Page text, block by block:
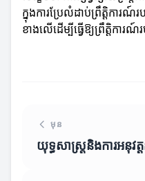
ក្នុងការប្រែលំដាប់ព្រឹត្តិការណ៍រ
ខាងលើដើម្បីធ្វើឱ្យព្រឹត្តិកា
មុន
យុទ្ធសាស្ត្រនិងការអនុវត្